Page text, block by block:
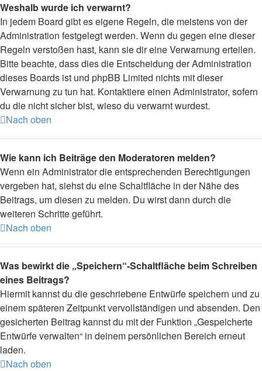
Weshalb wurde ich verwarnt?
In jedem Board gibt es eigene Regeln, die meistens von der
Administration festgelegt werden. Wenn du gegen eine dieser
Regeln verstoßen hast, kann sie dir eine Verwarnung erteilen.
Bitte beachte, dass dies die Entscheidung der Administration
dieses Boards ist und phpBB Limited nichts mit dieser
Verwarnung zu tun hat. Kontaktiere einen Administrator, sofern
du die nicht sicher bist, wieso du verwarnt wurdest.
Nach oben
Wie kann ich Beiträge den Moderatoren melden?
Wenn ein Administrator die entsprechenden Berechtigungen
vergeben hat, siehst du eine Schaltfläche in der Nähe des
Beitrags, um diesen zu melden. Du wirst dann durch die
weiteren Schritte geführt.
Nach oben
Was bewirkt die „Speichern“-Schaltfläche beim Schreiben
eines Beitrags?
Hiermit kannst du die geschriebene Entwürfe speichern und zu
einem späteren Zeitpunkt vervollständigen und absenden. Den
gesicherten Beitrag kannst du mit der Funktion „Gespeicherte
Entwürfe verwalten“ in deinem persönlichen Bereich erneut
laden.
Nach oben